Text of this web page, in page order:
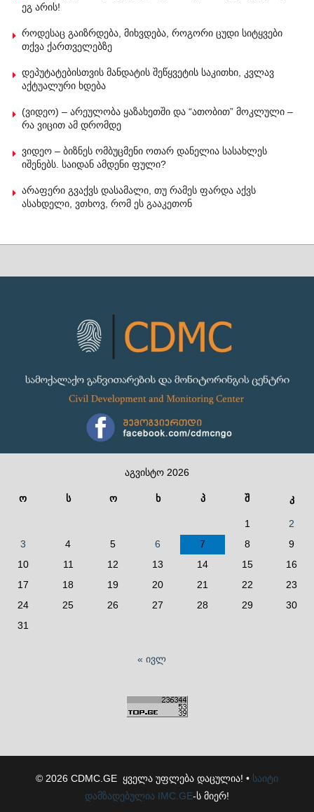
ეგ არის!
როდესაც გაიზრდება, მიხვდება, როგორი ცუდი სიტყვები
თქვა ქართველებზე
დეპუტატებისთვის მანდატის შეწყვეტის საკითხი, კვლავ
აქტუალური ხდება
(ვიდეო) – არეულობა ყაზახეთში და “ათობით” მოკლული –
რა ვიცით ამ დრომდე
ვიდეო – ბიზნეს ომბუცმენი ოთარ დანელია სასახლეს
იშენებს. საიდან ამდენი ფული?
არაფერი გვაქვს დასამალი, თუ რამეს ფარდა აქვს
ასახდელი, ვთხოვ, რომ ეს გააკეთონ
აგვისტო 2026
ო ს ო ხ პ შ კ
1
2
3
4 5 6 7 8
9
10
11 12 13 14 15
16
17
18 19 20 21 22
23
24
25 26 27 28 29
30
31
« ივლ
© 2026 CDMC.GE ყველა უფლება დაცულია! • საიტი
დამზადებულია IMC.GE-ს მიერ!